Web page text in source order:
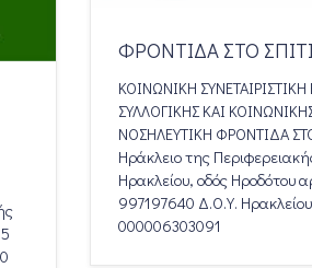
ΦΡΟΝΤΙΔΑ ΣΤΟ
ΚΟΙΝΩΝΙΚΗ ΣΥΝΕΤΑΙΡΙΣΤΙΚΗ
ΣΥΛΛΟΓΙΚΗΣ ΚΑΙ
ΝΟΣΗΛΕΥΤΙΚΗ ΦΡΟΝΤΙΔΑ ΣΤΟ
Ηράκλειο της
Ηρακλείου, οδός Ηροδότου
997197640 Δ.Ο.Υ.
000006303091